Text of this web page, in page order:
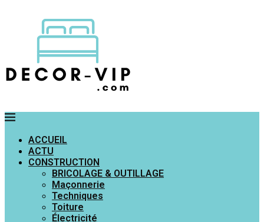
ACCUEIL
ACTU
CONSTRUCTION
BRICOLAGE & OUTILLAGE
Maçonnerie
Techniques
Toiture
Électricité